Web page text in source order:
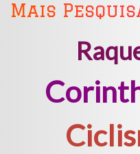
Mais